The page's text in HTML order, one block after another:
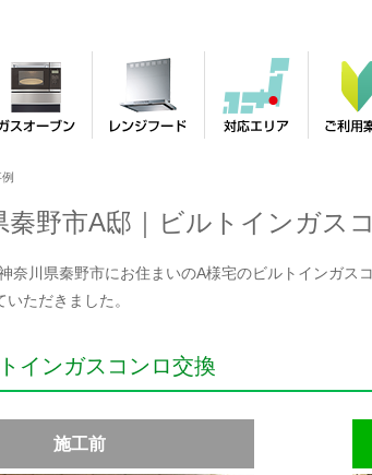
秦野市A邸｜ビルトインガス
奈川県秦野市にお住まいのA様宅のビルトインガス
ただきました。
インガスコンロ交換
施工前